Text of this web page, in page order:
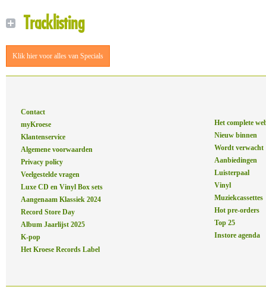
Tracklisting
Klik hier voor alles van Specials
Contact
myKroese
Klantenservice
Algemene voorwaarden
Privacy policy
Veelgestelde vragen
Luxe CD en Vinyl Box sets
Aangenaam Klassiek 2024
Record Store Day
Album Jaarlijst 2025
K-pop
Het Kroese Records Label
Het complete
Nieuw binnen
Wordt verwacht
Aanbiedingen
Luisterpaal
Vinyl
Muziekcassettes
Hot pre-orders
Top 25
Instore agenda